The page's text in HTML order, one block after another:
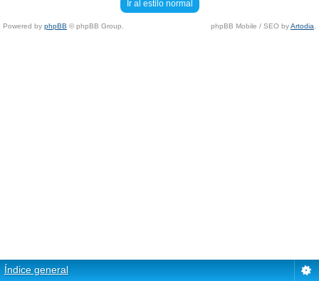
Ir al estilo normal
Powered by phpBB © phpBB Group. phpBB Mobile / SEO byArtodia
Índice general